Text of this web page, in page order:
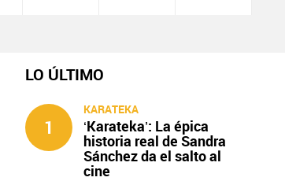
LO ÚLTIMO
1
KARATEKA
‘Karateka’: La épica
historia real de Sandra
Sánchez da el salto al
cine